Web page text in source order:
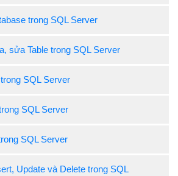
trong SQL Server
sửa Table trong SQL Server
SQL Server
SQL Server
SQL Server
Update và Delete trong SQL